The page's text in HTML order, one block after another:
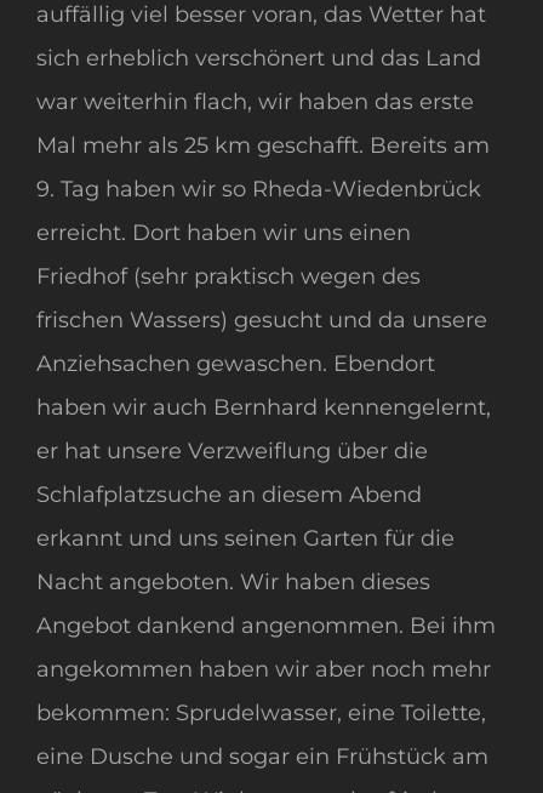
auffällig viel besser voran, das Wetter hat
sich erheblich verschönert und das Land
war weiterhin flach, wir haben das erste
Mal mehr als 25 km geschafft. Bereits am
9. Tag haben wir so Rheda-Wiedenbrück
erreicht. Dort haben wir uns einen
Friedhof (sehr praktisch wegen des
frischen Wassers) gesucht und da unsere
Anziehsachen gewaschen. Ebendort
haben wir auch Bernhard kennengelernt,
er hat unsere Verzweiflung über die
Schlafplatzsuche an diesem Abend
erkannt und uns seinen Garten für die
Nacht angeboten. Wir haben dieses
Angebot dankend angenommen. Bei ihm
angekommen haben wir aber noch mehr
bekommen: Sprudelwasser, eine Toilette,
eine Dusche und sogar ein Frühstück am